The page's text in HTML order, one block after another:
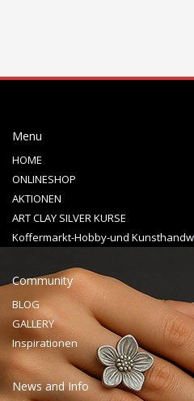
Menu
HOME
ONLINESHOP
AKTIONEN
ART CLAY SILVER KURSE
Koffermarkt-Hobby-und
Community
BLOG
GALLERY
Inspirationen
News and Info